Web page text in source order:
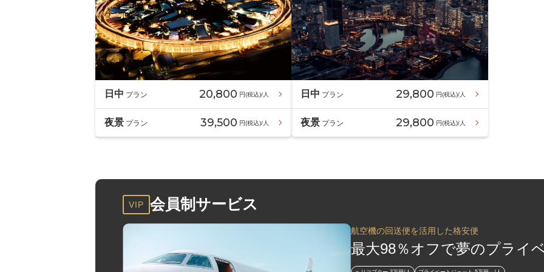
日中 プラン 20,800 円(税込)/人
夜景 プラン 39,500 円(税込)/人
日中 プラン 29,800 円(税込)/人
夜景 プラン 29,800 円(税込)/人
VIP 会員制サービス
航空機の回送便を活用した格安便
最大98％オフで夢のプライ